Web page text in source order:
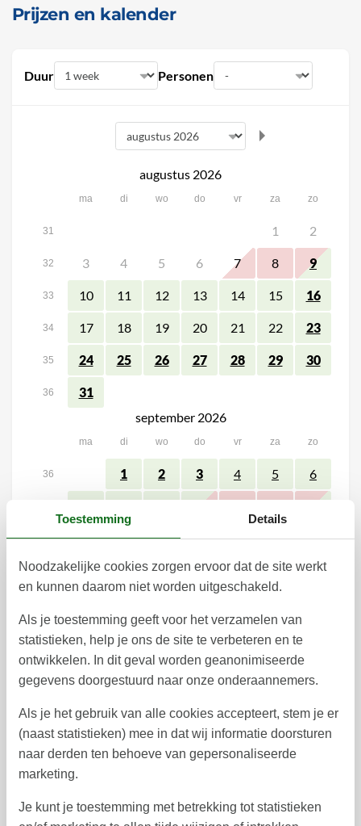
Prijzen en kalender
Duur Personen
augustus 2026
ma di wo do vr za zo
31 1 2
32 3 4 5 6 7 8 9
33 10 11 12 13 14 15 16
34 17 18 19 20 21 22 23
35 24 25 26 27 28 29 30
36
31
september 2026
ma di wo do vr za zo
36 1 2 3 4 5 6
38 14 15 16 17 18 19 20
39 21 22 23 24 25 26 27
41
Prijs
Aankomst
Toestemming Details
Noodzakelijke cookies zorgen ervoor dat de site werkt
en kunnen daarom niet worden uitgeschakeld.
Als je toestemming geeft voor het verzamelen van
statistieken, help je ons de site te verbeteren en te
ontwikkelen. In dit geval worden geanonimiseerde
gegevens doorgestuurd naar onze onderaannemers.
Als je het gebruik van alle cookies accepteert, stem je er
(naast statistieken) mee in dat wij informatie doorsturen
naar derden ten behoeve van gepersonaliseerde
marketing.
Je kunt je toestemming met betrekking tot statistieken